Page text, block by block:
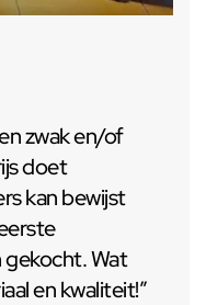
zwak en/of
doet
kan bewijst
gekocht. Wat
en kwaliteit!”